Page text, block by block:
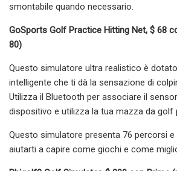
smontabile quando necessario.
GoSports Golf Practice Hitting Net, $ 68
80)
Questo simulatore ultra realistico è
intelligente che ti dà la sensazione di
Utilizza il Bluetooth per associare il
dispositivo e utilizza la tua mazza da golf
Questo simulatore presenta 76 percorsi e
aiutarti a capire come giochi e come